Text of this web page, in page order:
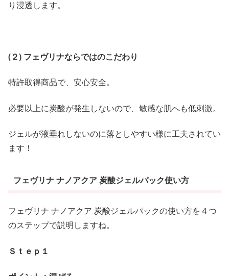
り浸透します。
(２) フェヴリナならではのこだわり
特許取得商品で、安心安全。
必要以上に炭酸が発生しないので、敏感な肌へも低刺激。
ジェルが液垂れしないのに落としやすい様に工夫されてい
ます！
フェヴリナ ナノアクア 炭酸ジェルパック使い方
フェヴリナ ナノアクア 炭酸ジェルパックの使い方を４つ
のステップで説明しますね。
Ｓｔｅｐ１